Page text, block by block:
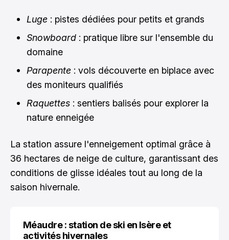
Luge : pistes dédiées pour petits et grands
Snowboard : pratique libre sur l'ensemble du
domaine
Parapente : vols découverte en biplace avec
des moniteurs qualifiés
Raquettes : sentiers balisés pour explorer la
nature enneigée
La station assure l'enneigement optimal grâce à
36 hectares de neige de culture, garantissant des
conditions de glisse idéales tout au long de la
saison hivernale.
Méaudre : station de ski en Isère et
activités hivernales